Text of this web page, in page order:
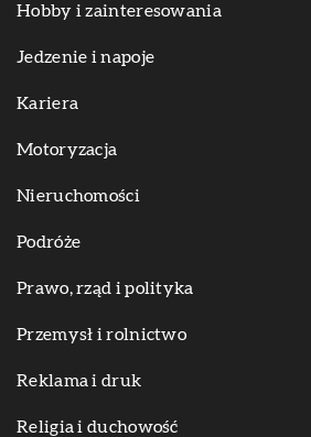
Hobby i zainteresowania
Jedzenie i napoje
Kariera
Motoryzacja
Nieruchomości
Podróże
Prawo, rząd i polityka
Przemysł i rolnictwo
Reklama i druk
Religia i duchowość